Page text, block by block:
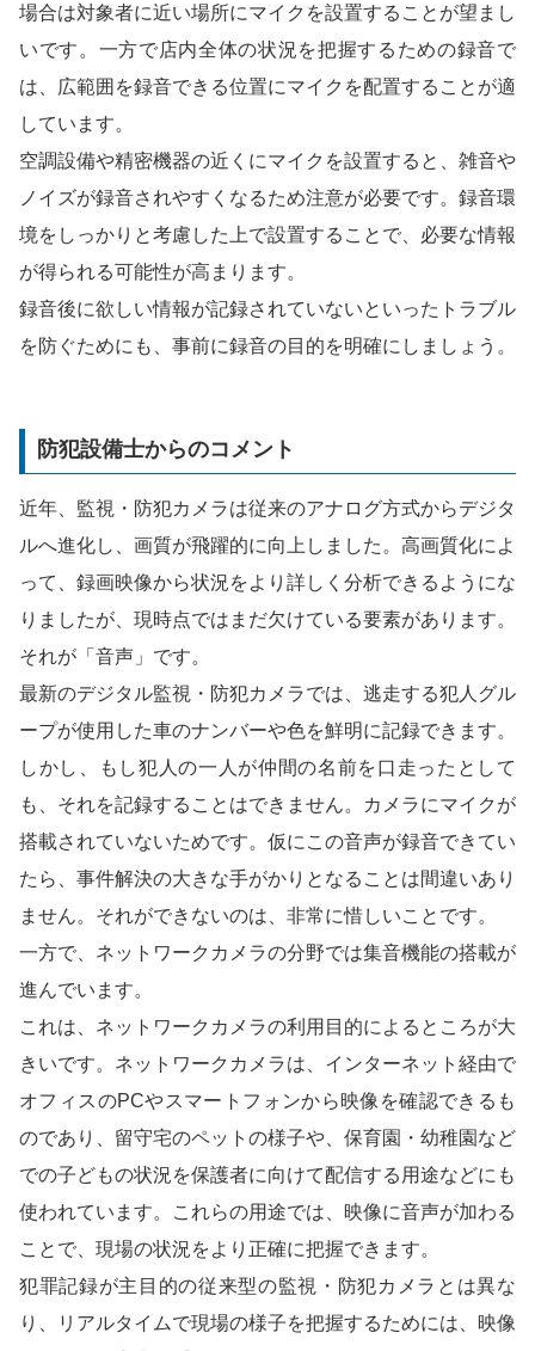
場合は対象者に近い場所にマイクを設置することが望まし
いです。一方で店内全体の状況を把握するための録音で
は、広範囲を録音できる位置にマイクを配置することが適
しています。
空調設備や精密機器の近くにマイクを設置すると、雑音や
ノイズが録音されやすくなるため注意が必要です。録音環
境をしっかりと考慮した上で設置することで、必要な情報
が得られる可能性が高まります。
録音後に欲しい情報が記録されていないといったトラブル
を防ぐためにも、事前に録音の目的を明確にしましょう。
防犯設備士からのコメント
近年、監視・防犯カメラは従来のアナログ方式からデジタ
ルへ進化し、画質が飛躍的に向上しました。高画質化によ
って、録画映像から状況をより詳しく分析できるようにな
りましたが、現時点ではまだ欠けている要素があります。
それが「音声」です。
最新のデジタル監視・防犯カメラでは、逃走する犯人グル
ープが使用した車のナンバーや色を鮮明に記録できます。
しかし、もし犯人の一人が仲間の名前を口走ったとして
も、それを記録することはできません。カメラにマイクが
搭載されていないためです。仮にこの音声が録音できてい
たら、事件解決の大きな手がかりとなることは間違いあり
ません。それができないのは、非常に惜しいことです。
一方で、ネットワークカメラの分野では集音機能の搭載が
進んでいます。
これは、ネットワークカメラの利用目的によるところが大
きいです。ネットワークカメラは、インターネット経由で
オフィスのPCやスマートフォンから映像を確認できるも
のであり、留守宅のペットの様子や、保育園・幼稚園など
での子どもの状況を保護者に向けて配信する用途などにも
使われています。これらの用途では、映像に音声が加わる
ことで、現場の状況をより正確に把握できます。
犯罪記録が主目的の従来型の監視・防犯カメラとは異な
り、リアルタイムで現場の様子を把握するためには、映像